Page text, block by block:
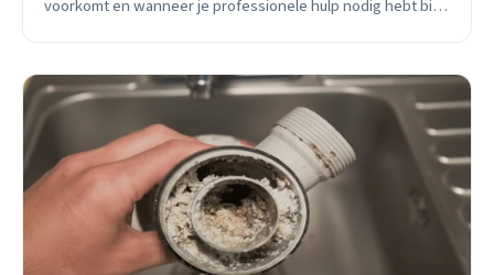
voorkomt en wanneer je professionele hulp nodig hebt bij